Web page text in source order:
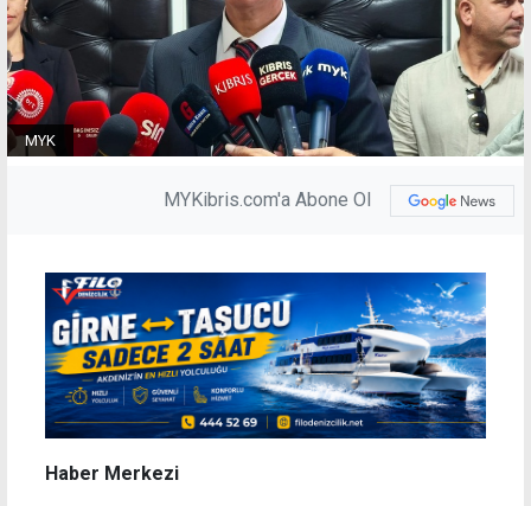
MYK
MYKibris.com'a Abone Ol
Haber Merkezi